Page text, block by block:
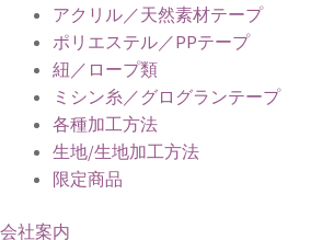
アクリル／天然素材テープ
ポリエステル／PPテープ
紐／ロープ類
ミシン糸／グログランテープ
各種加工方法
生地/生地加工方法
限定商品
会社案内